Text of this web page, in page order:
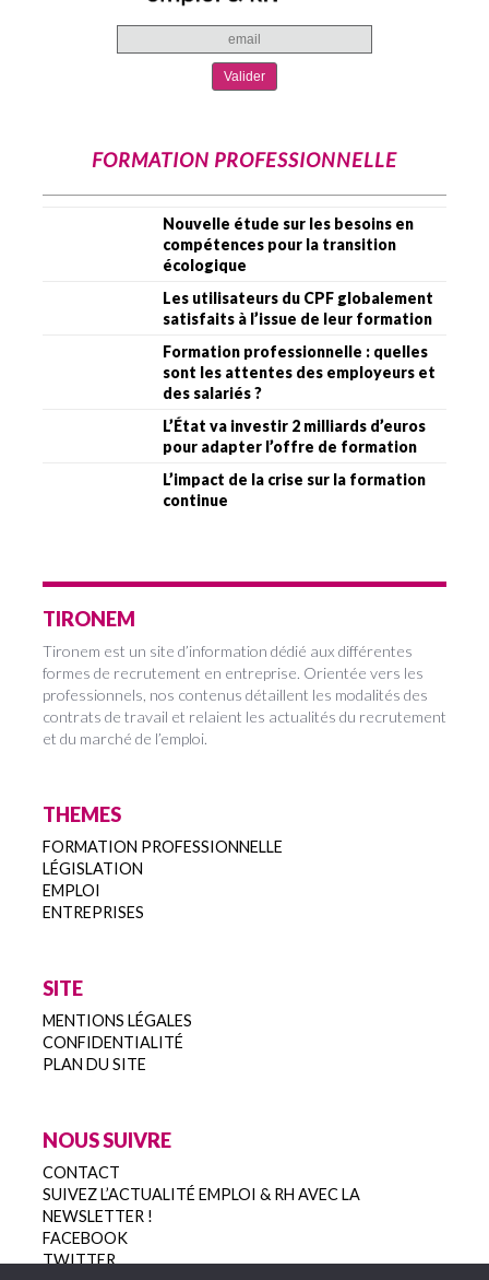
FORMATION PROFESSIONNELLE
Nouvelle étude sur les besoins en
compétences pour la transition
écologique
Les utilisateurs du CPF globalement
satisfaits à l’issue de leur formation
Formation professionnelle : quelles
sont les attentes des employeurs et
des salariés ?
L’État va investir 2 milliards d’euros
pour adapter l’offre de formation
L’impact de la crise sur la formation
continue
TIRONEM
Tironem est un site d’information dédié aux différentes
formes de recrutement en entreprise. Orientée vers les
professionnels, nos contenus détaillent les modalités des
contrats de travail et relaient les actualités du recrutement
et du marché de l’emploi.
THEMES
FORMATION PROFESSIONNELLE
LÉGISLATION
EMPLOI
ENTREPRISES
SITE
MENTIONS LÉGALES
CONFIDENTIALITÉ
PLAN DU SITE
NOUS SUIVRE
CONTACT
SUIVEZ L’ACTUALITÉ EMPLOI & RH AVEC LA
NEWSLETTER !
FACEBOOK
TWITTER